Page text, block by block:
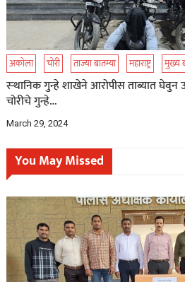
अकोला चोरी ताज्या बातम्या महाराष्ट्र मुख्य
स्ऱ्थानिक गुन्हे शाखेने आरोपीस ताब्यात
चोरीचे गुन्हे…
March 29, 2024
You May Missed